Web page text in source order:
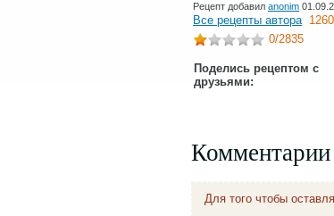
Рецепт добавил anonim
Все рецепты автора
0/2835
Поделись рецептом с
друзьями:
Комментарии
Для того чтобы